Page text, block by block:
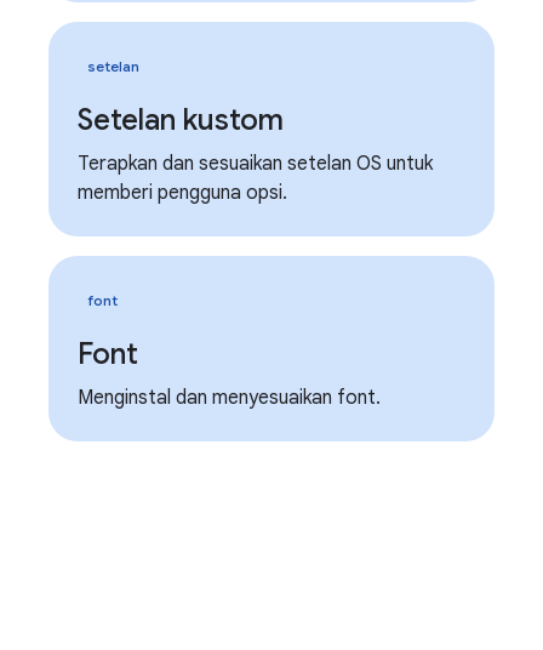
setelan
Setelan kustom
Terapkan dan sesuaikan setelan OS untuk
memberi pengguna opsi.
font
Font
Menginstal dan menyesuaikan font.